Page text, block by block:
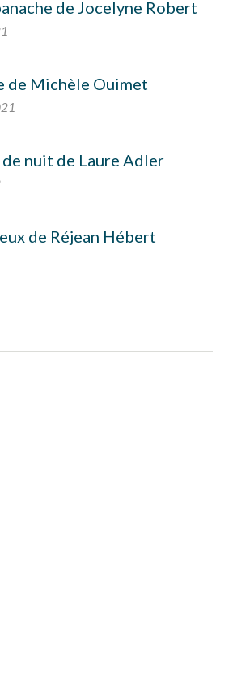
de Jocelyne Robert
de Michèle Ouimet
de nuit de Laure Adler
de Réjean Hébert